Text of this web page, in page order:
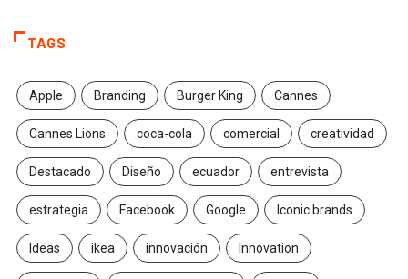
TAGS
Apple Branding Burger King Cannes
Cannes Lions coca-cola comercial creatividad
Destacado Diseño ecuador entrevista
estrategia Facebook Google Iconic brands
Ideas ikea innovación Innovation